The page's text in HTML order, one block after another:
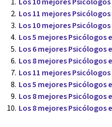
Los 11 mejores
Los 10 mejores
Los 5 mejores Psicólogos
Los 6 mejores Psicólogos
Los 8 mejores Psicólogos
Los 11 mejores
Los 5 mejores Psicólogos
Los 8 mejores Psicólogos
Los 8 mejores Psicólogos